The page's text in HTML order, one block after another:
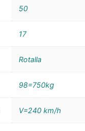
50
17
Rotalla
98=750kg
V=240 km/h